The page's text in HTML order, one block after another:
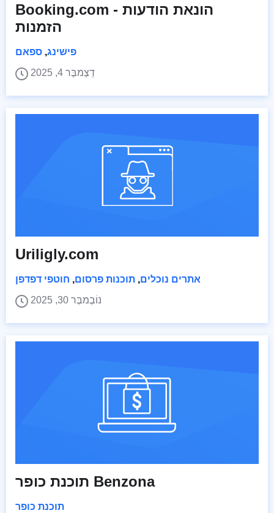
Booking.com - הונאת הודעות
הזמנות
פישינג, ספאם
דֵצֶמבֶּר 4, 2025
Uriligly.com
אתרים נוכלים, תוכנות פרסום, חוטפי דפדפן
נוֹבֶמבֶּר 30, 2025
תוכנת כופר Benzona
תוכנת כופר